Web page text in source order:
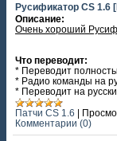
Русификатор CS 1.6
Описание:
Очень хороший
Что переводит:
* Переводит
* Радио команды на
* Переводит на
Патчи CS 1.6 |
Комментарии (0)